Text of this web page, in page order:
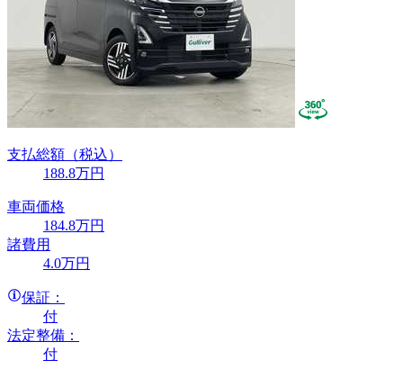
支払総額 （税込）
188.8万円
車両価格
184.8万円
諸費用
4.0万円
保証：
付
法定整備：
付